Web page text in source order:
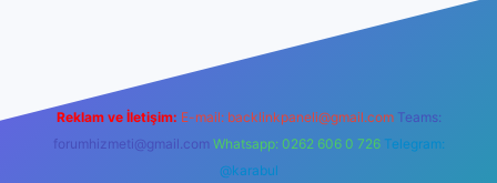
Reklam ve İletişim: E-mail: backlinkpaneli@gmail.com Teams:
forumhizmeti@gmail.com Whatsapp: 0262 606 0 726 Telegram:
@karabul